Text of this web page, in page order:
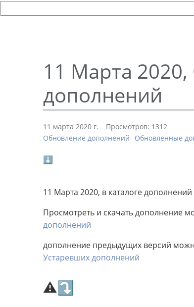
11 Марта
дополнений
11 марта 2020 г.
Просмотров: 1312
Обновление дополнений
Обновленные
⬇
11 Марта 2020, в каталоге
Просмотреть и скачать дополнение
дополнений
дополнение предыдущих версий
Устаревших дополнений
⚠⤵